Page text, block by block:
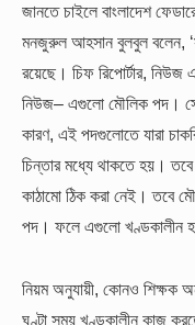
জানতে চাইলে বাংলাদেশ
মনজুরুল আহসান বুলবুল বলেন,
রয়েছে। চিফ রিপোর্টার, নিউজ
নিউজ­– এগুলো মৌলিক পদ।
কারণ, এই পদগুলোতে যারা
চিন্তার মধ্যে থাকতে হয়।
কাঠামো ঠিক করা নেই। তবে
পদ। ফলে এগুলো খণ্ডকালীন
নিয়ম অনুযায়ী, কোনও শিক্ষক
ঘণ্টা সময় খণ্ডকালীন কাজ